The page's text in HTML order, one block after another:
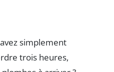
simplement
trois heures,